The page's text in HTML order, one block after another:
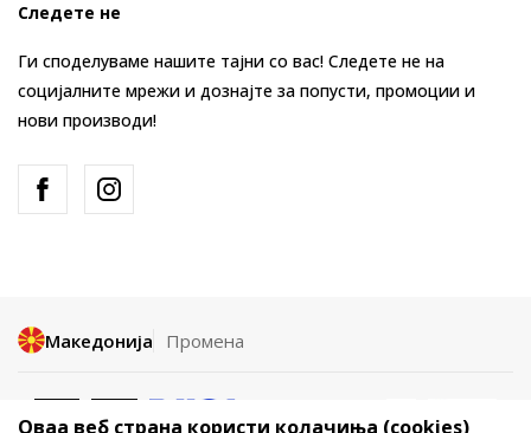
Следете не
Ги споделуваме нашите тајни со вас! Следете не на
социјалните мрежи и дознајте за попусти, промоции и
нови производи!
Македонија Промена
Оваа веб страна користи колачиња (cookies)